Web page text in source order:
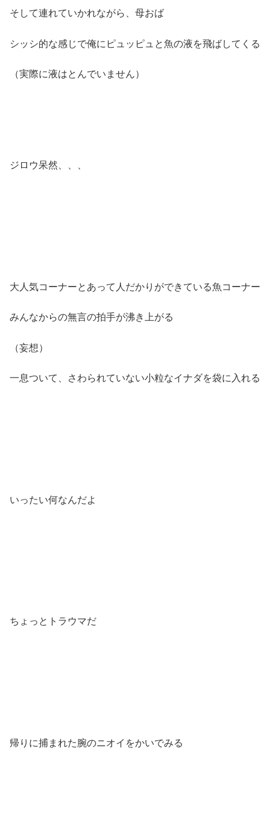
そして連れていかれながら、母おば
シッシ的な感じで俺にピュッピュと魚の液を飛ばしてくる
（実際に液はとんでいません）
ジロウ呆然、、、
大人気コーナーとあって人だかりができている魚コーナー
みんなからの無言の拍手が沸き上がる
（妄想）
一息ついて、さわられていない小粒なイナダを袋に入れる
いったい何なんだよ
ちょっとトラウマだ
帰りに捕まれた腕のニオイをかいでみる